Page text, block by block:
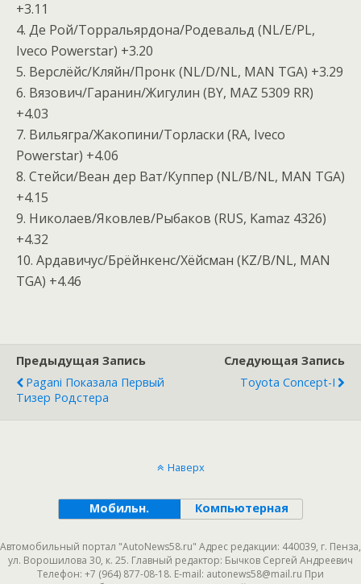
+3.11
4. Де Рой/Торральярдона/Родевальд (NL/E/PL,
Iveco Powerstar) +3.20
5. Верслёйс/Кляйн/Пронк (NL/D/NL, MAN TGA) +3.29
6. Вязович/Гаранин/Жигулин (BY, MAZ 5309 RR)
+4.03
7. Вильягра/Жакопини/Торласки (RA, Iveco
Powerstar) +4.06
8. Стейси/Веан дер Ват/Куппер (NL/B/NL, MAN TGA)
+4.15
9. Николаев/Яковлев/Рыбаков (RUS, Kamaz 4326)
+4.32
10. Ардавичус/Брёйнкенс/Хёйсман (KZ/B/NL, MAN
TGA) +4.46
Предыдущая Запись
Pagani Показала Первый
Тизер Родстера
Следующая Запись
Toyota Concept-I
Наверх
Мобильн. Компьютерная
Автомобильный портал "AutoNews58.ru" Адрес редакции: 440039, г. Пенза,
ул. Ворошилова 30, к. 25. Главный редактор: Бычков Сергей Андреевич
Телефон: +7 (964) 877-08-18. E-mail: autonews58@mail.ru При